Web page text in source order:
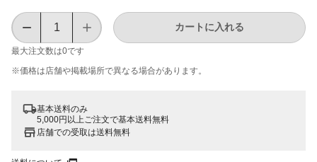
最大注文数は0です
カートに入れる
※価格は​店舗や​掲載場所で​異なる​場合が​あります。
基本送料のみ
5,000円以上ご注文で基本送料無料
店舗での受取は送料無料